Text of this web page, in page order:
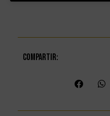
Compartir: